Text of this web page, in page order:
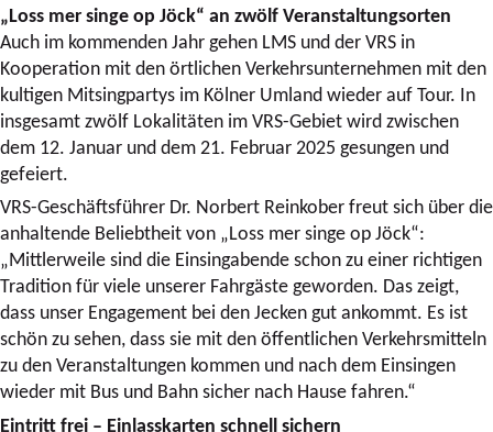
„Loss mer singe op Jöck“ an zwölf Veranstaltungsorten
Auch im kommenden Jahr gehen LMS und der VRS in
Kooperation mit den örtlichen Verkehrsunternehmen mit den
kultigen Mitsingpartys im Kölner Umland wieder auf Tour. In
insgesamt zwölf Lokalitäten im VRS-Gebiet wird zwischen
dem 12. Januar und dem 21. Februar 2025 gesungen und
gefeiert.
VRS-Geschäftsführer Dr. Norbert Reinkober freut sich über die
anhaltende Beliebtheit von „Loss mer singe op Jöck“:
„Mittlerweile sind die Einsingabende schon zu einer richtigen
Tradition für viele unserer Fahrgäste geworden. Das zeigt,
dass unser Engagement bei den Jecken gut ankommt. Es ist
schön zu sehen, dass sie mit den öffentlichen Verkehrsmitteln
zu den Veranstaltungen kommen und nach dem Einsingen
wieder mit Bus und Bahn sicher nach Hause fahren.“
Eintritt frei – Einlasskarten schnell sichern